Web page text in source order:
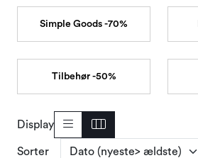
Simple Goods -70%
Tilbehør -50%
Display
Sorter